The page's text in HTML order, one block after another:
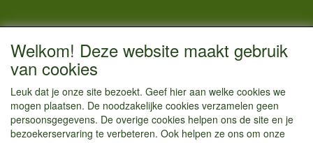
CONTACTGEGEVENS
Vestigingsadres:
Hoofdweg 36
1433 JW Kudelstaart
info@kamperenenzo.nl
Welkom! Deze website maakt gebruik
van cookies
Leuk dat je onze site bezoekt. Geef hier aan welke cookies we
mogen plaatsen. De noodzakelijke cookies verzamelen geen
persoonsgegevens. De overige cookies helpen ons de site en je
bezoekerservaring te verbeteren. Ook helpen ze ons om onze